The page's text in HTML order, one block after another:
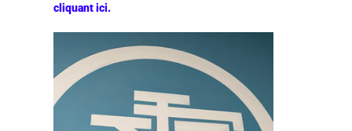
cliquant ici.